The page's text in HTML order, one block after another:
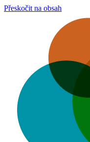
Přeskočit na obsah